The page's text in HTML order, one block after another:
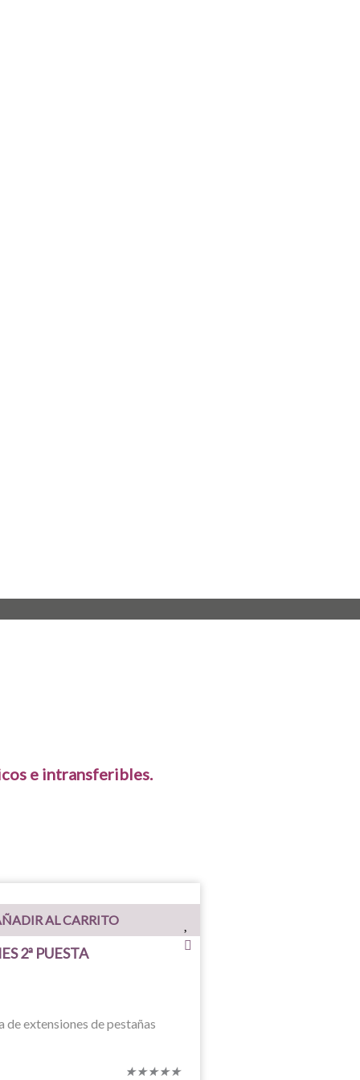
e intransferibles.
AL CARRITO
2ª PUESTA
de extensiones de pestañas
★★★★★Valorado